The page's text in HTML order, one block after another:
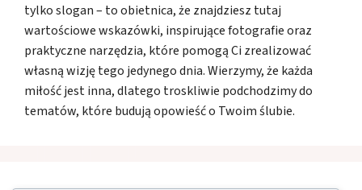
tylko slogan – to obietnica, że znajdziesz tutaj
wartościowe wskazówki, inspirujące fotografie oraz
praktyczne narzędzia, które pomogą Ci zrealizować
własną wizję tego jedynego dnia. Wierzymy, że każda
miłość jest inna, dlatego troskliwie podchodzimy do
tematów, które budują opowieść o Twoim ślubie.